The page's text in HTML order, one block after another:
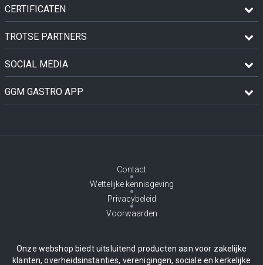
CERTIFICATEN
TROTSE PARTNERS
SOCIAL MEDIA
GGM GASTRO APP
Contact
Wettelijke kennisgeving
Privacybeleid
Voorwaarden
Onze webshop biedt uitsluitend producten aan voor zakelijke
klanten, overheidsinstanties, verenigingen, sociale en kerkelijke